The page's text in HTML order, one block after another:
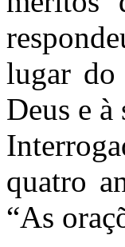
lugar do
Deus e à
quatro
“As